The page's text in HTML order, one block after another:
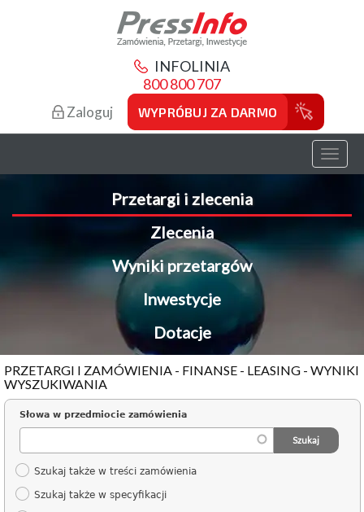
INFOLINIA
800 800 707
Zaloguj WYPRÓBUJ ZA DARMO
Toggle
Przetargi i zlecenia
Zlecenia
Wyniki przetargów
Inwestycje
Dotacje
PRZETARGI I ZAMÓWIENIA - FINANSE - LEASING - WYNIKI
WYSZUKIWANIA
Słowa w przedmiocie zamówienia
Szukaj także w treści zamówienia
Szukaj także w specyfikacji